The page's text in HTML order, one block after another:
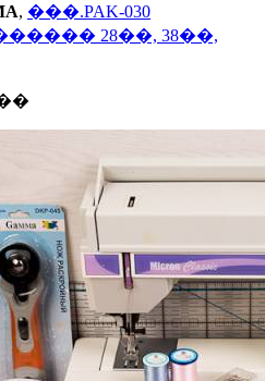
, ���.PAK-030
28��, 38��,